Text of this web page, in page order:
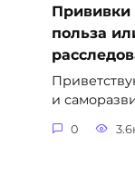
Прививки
польза
и
0